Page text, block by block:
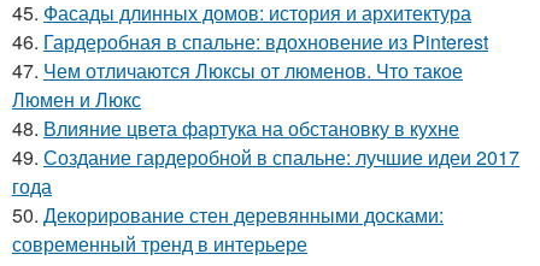
45. Фасады длинных домов: история и архитектура
46. Гардеробная в спальне: вдохновение из Pinterest
47. Чем отличаются Люксы от люменов. Что такое
Люмен и Люкс
48. Влияние цвета фартука на обстановку в кухне
49. Создание гардеробной в спальне: лучшие идеи 2017
года
50. Декорирование стен деревянными досками:
современный тренд в интерьере